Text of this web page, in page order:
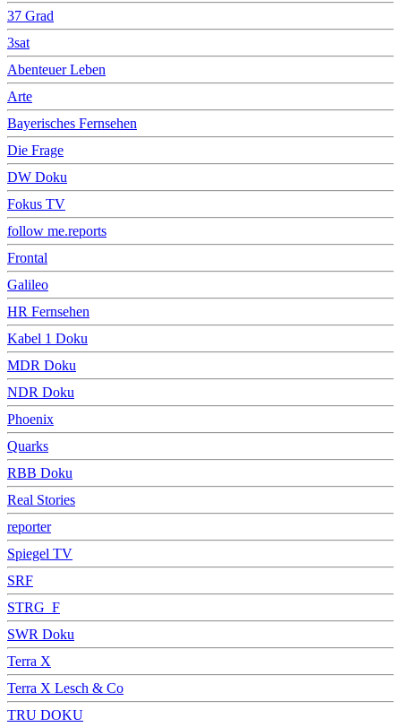
37 Grad
3sat
Abenteuer Leben
Arte
Bayerisches Fernsehen
Die Frage
DW Doku
Fokus TV
follow me.reports
Frontal
Galileo
HR Fernsehen
Kabel 1 Doku
MDR Doku
NDR Doku
Phoenix
Quarks
RBB Doku
Real Stories
reporter
Spiegel TV
SRF
STRG_F
SWR Doku
Terra X
Terra X Lesch & Co
TRU DOKU